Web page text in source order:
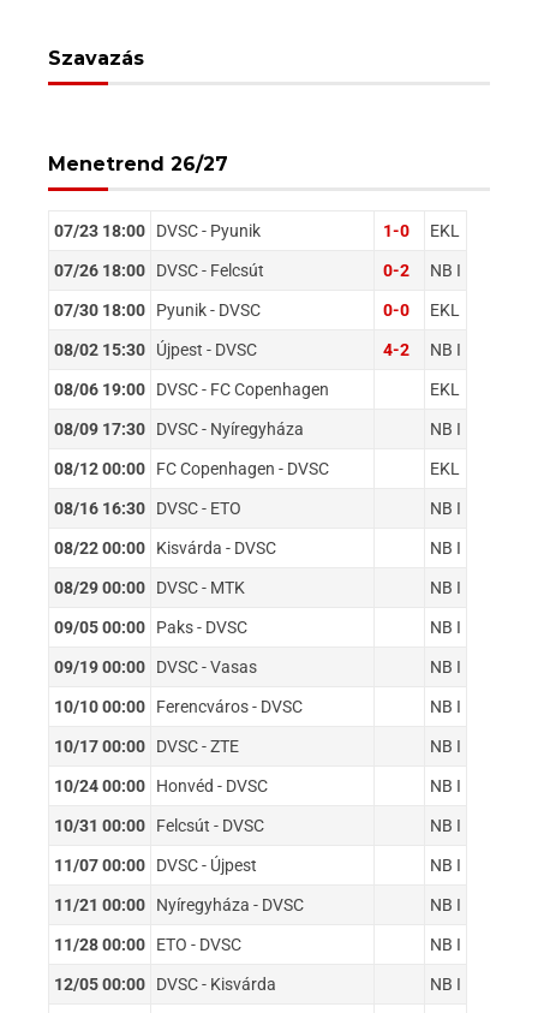
Szavazás
Menetrend 26/27
07/23 18:00 DVSC - Pyunik 1-0 EKL
07/26 18:00 DVSC - Felcsút 0-2 NB I
07/30 18:00 Pyunik - DVSC 0-0 EKL
08/02 15:30 Újpest - DVSC 4-2 NB I
08/06 19:00 DVSC - FC Copenhagen EKL
08/09 17:30 DVSC - Nyíregyháza NB I
08/12 00:00 FC Copenhagen - DVSC EKL
08/16 16:30 DVSC - ETO NB I
08/22 00:00 Kisvárda - DVSC NB I
08/29 00:00 DVSC - MTK NB I
09/05 00:00 Paks - DVSC NB I
09/19 00:00 DVSC - Vasas NB I
10/10 00:00 Ferencváros - DVSC NB I
10/17 00:00 DVSC - ZTE NB I
10/24 00:00 Honvéd - DVSC NB I
10/31 00:00 Felcsút - DVSC NB I
11/07 00:00 DVSC - Újpest NB I
11/21 00:00 Nyíregyháza - DVSC NB I
11/28 00:00 ETO - DVSC NB I
12/05 00:00 DVSC - Kisvárda NB I